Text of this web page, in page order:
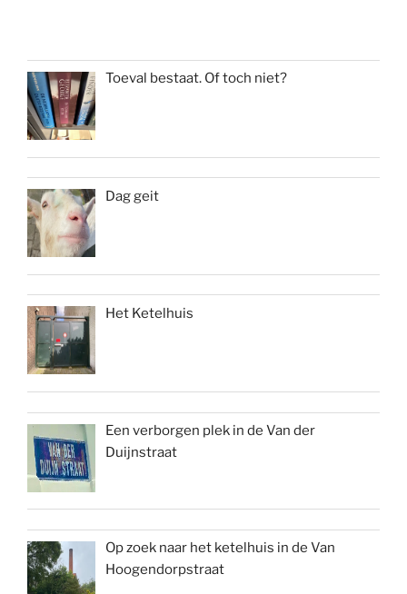
Toeval bestaat. Of toch niet?
Dag geit
Het Ketelhuis
Een verborgen plek in de Van der
Duijnstraat
Op zoek naar het ketelhuis in de Van
Hoogendorpstraat